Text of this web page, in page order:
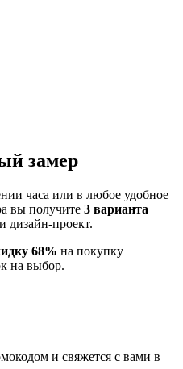
замер
часа или в любое удобное
вы получите 3 варианта
дизайн-проект.
68% на покупку
на выбор.
и свяжется с вами в